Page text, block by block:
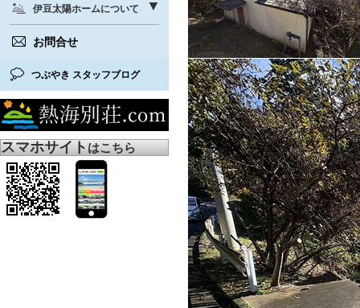
伊豆太陽ホームについて
お問合せ
つぶやき スタッフブログ
スマホサイトはこちら